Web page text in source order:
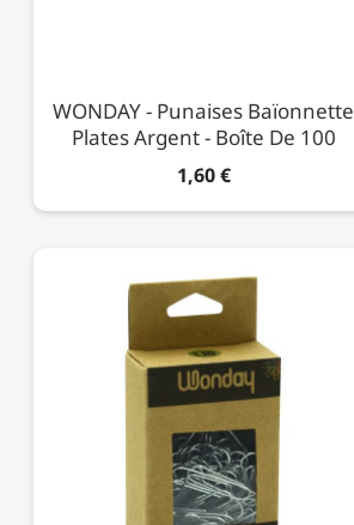
WONDAY - Punaises Baïonnette
Plates Argent - Boîte De 100
1,60 €